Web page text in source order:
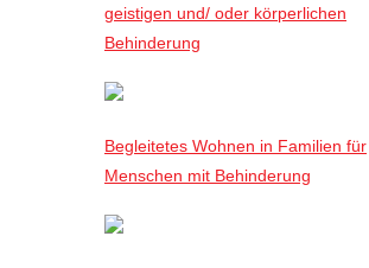
geistigen und/ oder körperlichen
Behinderung
Begleitetes Wohnen in Familien für
Menschen mit Behinderung